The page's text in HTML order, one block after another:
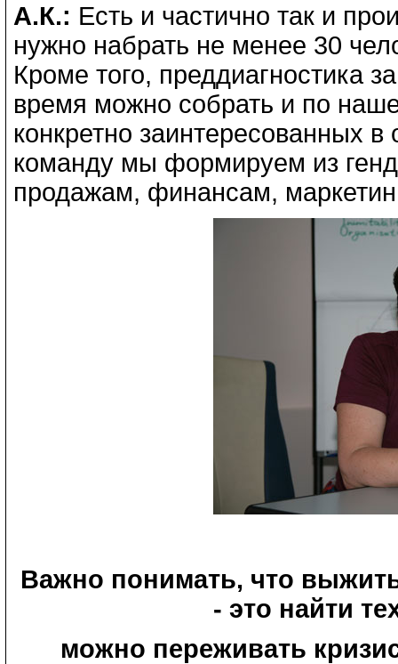
А.К.: Есть и частично так и
нужно набрать не менее 30
Кроме того, преддиагностика
время можно собрать и по
конкретно заинтересованных
команду мы формируем из
продажам, финансам,
Важно понимать, что
- это найти
можно переживать